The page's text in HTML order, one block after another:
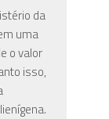
da
uma
o valor
isso,